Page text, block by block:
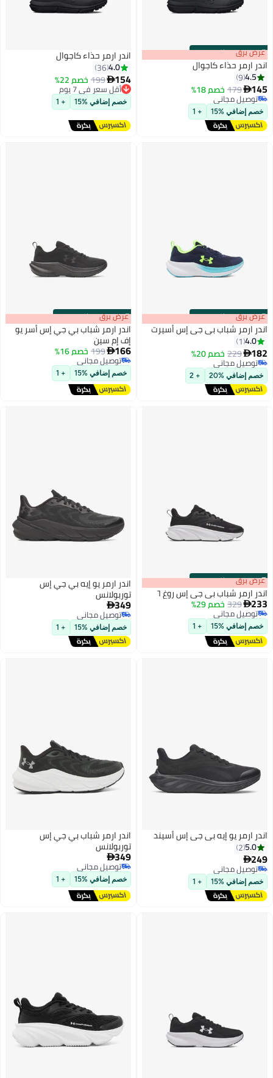
00m:00s
·باقي 100% عرض برق
اندر ارمر حذاء كاجوال
4.5
9
145
179 خصم 18%
توصيل مجاني
توصيل مجاني
خصم إضافي %15 + 1
اندر ارمر حذاء كاجوال
4.0
36
154
199 خصم 22%
أقل سعر في 7 يوم
توصيل مجاني
أقل سعر في 7 يوم
خصم إضافي %15 + 1
00m:00s
·باقي 100% عرض برق
اندر ارمر شباب بي جي إس أسيرت
4.0
1
182
229 خصم 20%
توصيل مجاني
توصيل مجاني
خصم إضافي %20 + 2
00m:00s
·باقي 100% عرض برق
اندر ارمر شباب بي جي إس أسر يو
إف إم سين
166
199 خصم 16%
توصيل مجاني
توصيل مجاني
خصم إضافي %15 + 1
00m:00s
·باقي 100% عرض برق
اندر ارمر شباب بي جي إس روغ ٦
233
329 خصم 29%
توصيل مجاني
توصيل مجاني
خصم إضافي %15 + 1
اندر ارمر يو إيه بي جي إس
توربولانس
349
توصيل مجاني
توصيل مجاني
خصم إضافي %15 + 1
اندر ارمر يو إيه بي جي إس أسيند
5.0
2
249
توصيل مجاني
توصيل مجاني
خصم إضافي %15 + 1
اندر ارمر شباب بي جي إس
توربولانس
349
توصيل مجاني
توصيل مجاني
خصم إضافي %15 + 1